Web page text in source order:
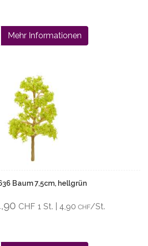
Mehr Informationen
Baum 7,5cm, hellgrün
CHF 1 St. | 4,90 CHF/St.